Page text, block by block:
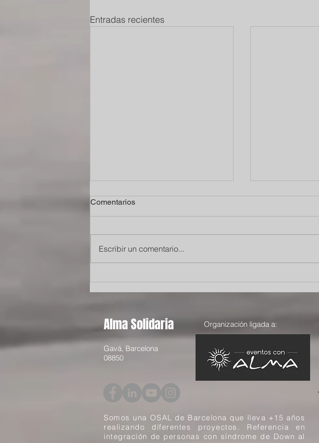
Entradas recientes
Comentarios
Escribir un comentario...
Alma Solidaria
Gavá, Barcelona
08850
Organización ligada a:
Somos una OSAL de Barcelona que lleva +15 años
realizando diferentes proyectos. Referencia en
integración de personas con síndrome de Down al